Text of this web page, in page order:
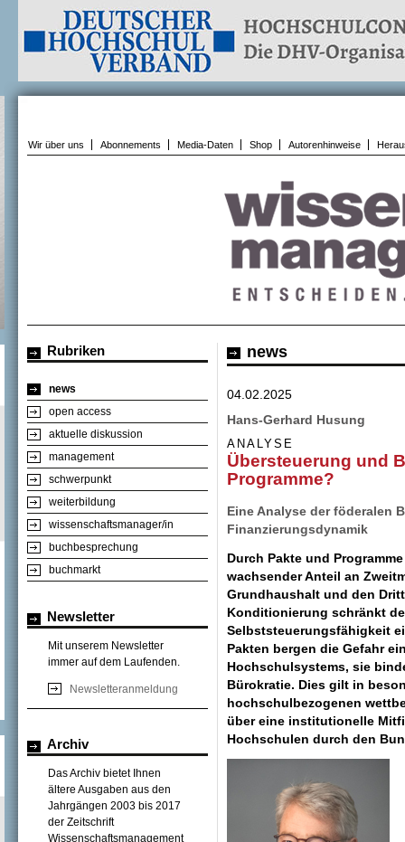
Wir über uns Abonnements Media-Daten Shop Autorenhinweise
Rubriken
news
open access
aktuelle diskussion
management
schwerpunkt
weiterbildung
wissenschaftsmanager/in
buchbesprechung
buchmarkt
Newsletter
Mit unserem Newsletter
immer auf dem Laufenden.
Newsletteranmeldung
Archiv
Das Archiv bietet Ihnen
ältere Ausgaben aus den
Jahrgängen 2003 bis 2017
der Zeitschrift
Wissenschaftsmanagement
news
04.02.2025
Hans-Gerhard Husung
ANALYSE
Übersteuerung und
Programme?
Eine Analyse der föderalen
Finanzierungsdynamik
Durch Pakte und
wachsender Anteil an
Grundhaushalt und den
Konditionierung schränkt
Selbststeuerungsfähigkeit
Pakten bergen die Gefahr
Hochschulsystems, sie
Bürokratie. Dies gilt in
hochschulbezogenen
über eine institutionelle
Hochschulen durch den